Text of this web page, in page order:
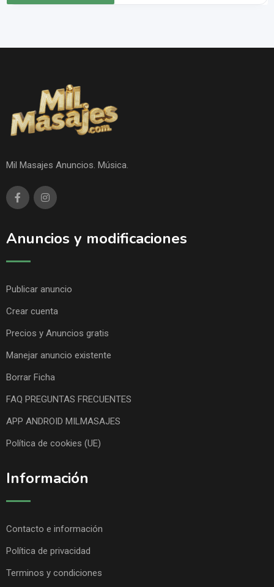
Mil Masajes Anuncios. Música.
Anuncios y modificaciones
Publicar anuncio
Crear cuenta
Precios y Anuncios gratis
Manejar anuncio existente
Borrar Ficha
FAQ PREGUNTAS FRECUENTES
APP ANDROID MILMASAJES
Política de cookies (UE)
Información
Contacto e información
Política de privacidad
Terminos y condiciones